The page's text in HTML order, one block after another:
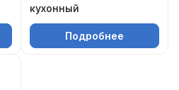
кухонный
Подробнее